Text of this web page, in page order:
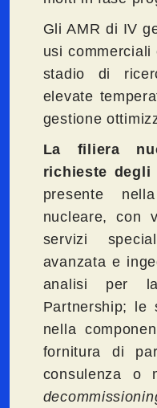
Gli AMR di IV
usi
stadio di
elevate
gestione
La filiera
richieste degli
presente
nucleare, con
servizi
avanzata e
analisi per
Partnership; le
nella
fornitura di
consulenza o